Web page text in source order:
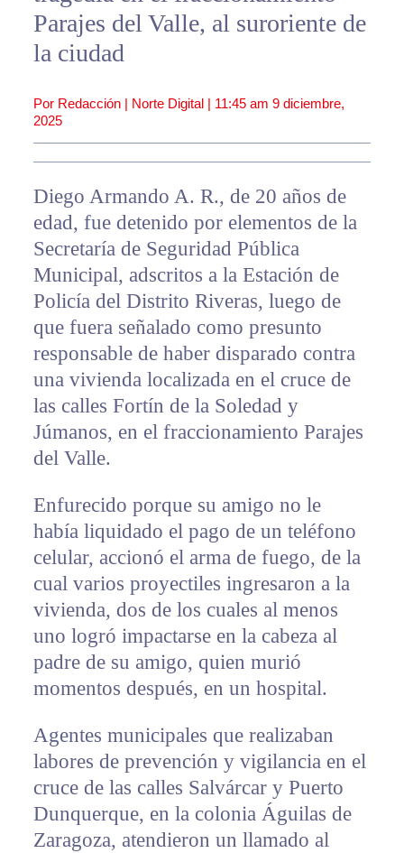
Parajes del Valle, al suroriente de
la ciudad
Por Redacción | Norte Digital | 11:45 am 9 diciembre,
2025
Diego Armando A. R., de 20 años de
edad, fue detenido por elementos de la
Secretaría de Seguridad Pública
Municipal, adscritos a la Estación de
Policía del Distrito Riveras, luego de
que fuera señalado como presunto
responsable de haber disparado contra
una vivienda localizada en el cruce de
las calles Fortín de la Soledad y
Júmanos, en el fraccionamiento Parajes
del Valle.
Enfurecido porque su amigo no le
había liquidado el pago de un teléfono
celular, accionó el arma de fuego, de la
cual varios proyectiles ingresaron a la
vivienda, dos de los cuales al menos
uno logró impactarse en la cabeza al
padre de su amigo, quien murió
momentos después, en un hospital.
Agentes municipales que realizaban
labores de prevención y vigilancia en el
cruce de las calles Salvárcar y Puerto
Dunquerque, en la colonia Águilas de
Zaragoza, atendieron un llamado al